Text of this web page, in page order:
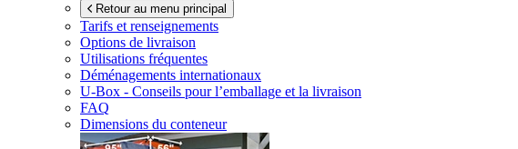
Retour au menu principal
Tarifs et renseignements
Options de livraison
Utilisations fréquentes
Déménagements internationaux
U-Box - Conseils pour l’emballage et la livraison
FAQ
Dimensions du conteneur